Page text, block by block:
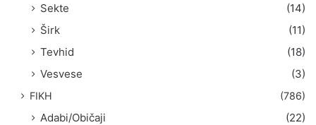
Sekte
(14)
Širk
(11)
Tevhid
(18)
Vesvese
(3)
FIKH (786)
Adabi/Običaji
(22)